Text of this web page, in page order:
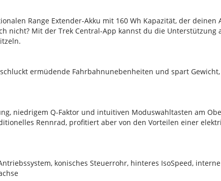
Range Extender-Akku mit 160 Wh Kapazität, der
nicht? Mit der Trek Central-App kannst du die
ermüdende Fahrbahnunebenheiten und spart
niedrigem Q-Faktor und intuitiven Moduswahltasten am
Rennrad, profitiert aber von den Vorteilen einer
konisches Steuerrohr, hinteres IsoSpeed,